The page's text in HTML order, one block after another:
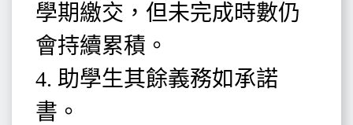
學期繳交，但未完成時數仍
會持續累積。
4. 助學生其餘義務如承諾
書。